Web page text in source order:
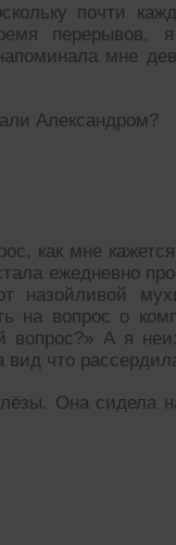
почти
перерывов,
мне
Александром?
как мне
ежедневно
назойливой
на вопрос о
А я
что
Она сидела